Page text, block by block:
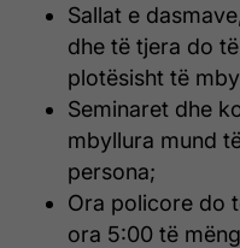
Sallat e
dhe të tjera do
plotësisht të
Seminaret dhe
mbyllura mund
persona;
Ora policore do
ora 5:00 të